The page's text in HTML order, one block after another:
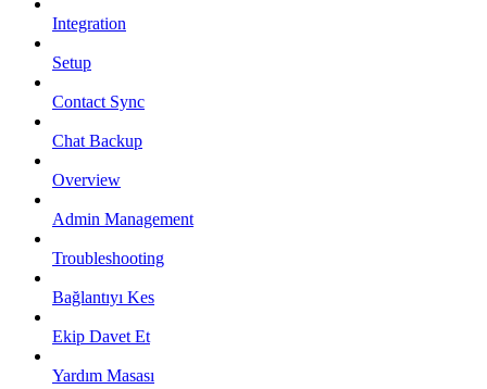
Integration
Setup
Contact Sync
Chat Backup
Overview
Admin Management
Troubleshooting
Bağlantıyı Kes
Ekip Davet Et
Yardım Masası